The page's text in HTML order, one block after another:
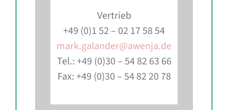
Vertrieb
+49 (0)1 52 – 02 17 58 54
mark.galander@awenja.de
Tel.: +49 (0)30 – 54 82 63 66
Fax: +49 (0)30 – 54 82 20 78